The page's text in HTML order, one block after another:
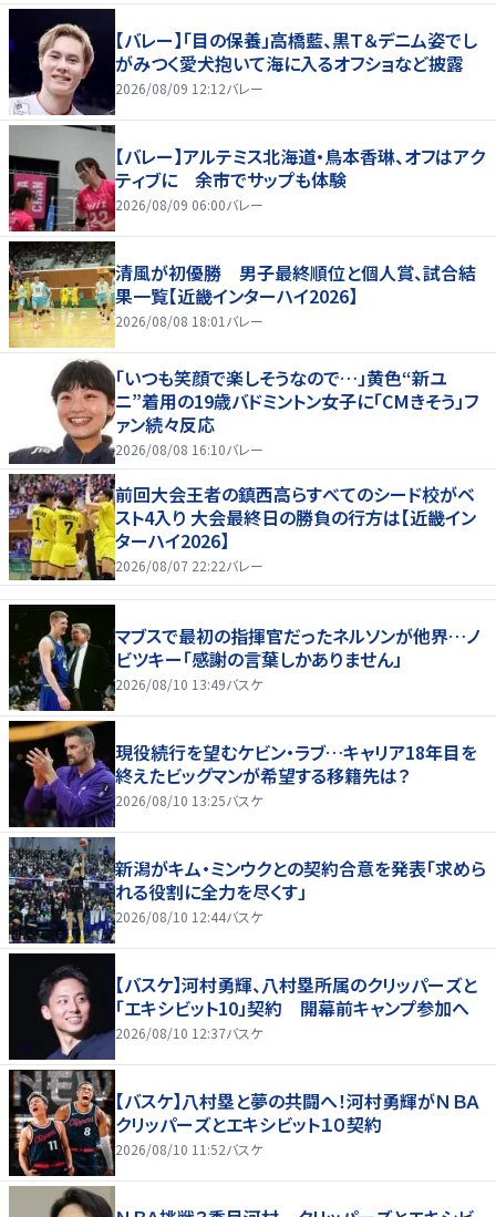
【バレー】「目の保養」高橋藍、黒Ｔ＆デニム姿でし
がみつく愛犬抱いて海に入るオフショなど披露
2026/08/09 12:12バレー
【バレー】アルテミス北海道・鳥本香琳、オフはアク
ティブに 余市でサップも体験
2026/08/09 06:00バレー
清風が初優勝 男子最終順位と個人賞、試合結
果一覧【近畿インターハイ2026】
2026/08/08 18:01 バレー
「いつも笑顔で楽しそうなので…」黄色“新ユ
ニ”着用の19歳バドミントン女子に「CMきそう」フ
ァン続々反応
2026/08/08 16:10バレー
前回大会王者の鎮西高らすべてのシード校がベ
スト4入り 大会最終日の勝負の行方は【近畿イン
ターハイ2026】
2026/08/07 22:22バレー
マブスで最初の指揮官だったネルソンが他界…ノ
ビツキー「感謝の言葉しかありません」
2026/08/10 13:49バスケ
現役続行を望むケビン・ラブ…キャリア18年目を
終えたビッグマンが希望する移籍先は？
2026/08/10 13:25バスケ
新潟がキム・ミンウクとの契約合意を発表「求めら
れる役割に全力を尽くす」
2026/08/10 12:44バスケ
【バスケ】河村勇輝、八村塁所属のクリッパーズと
「エキシビット10」契約 開幕前キャンプ参加へ
2026/08/10 12:37バスケ
【バスケ】八村塁と夢の共闘へ！河村勇輝がＮＢＡ
クリッパーズとエキシビット１０契約
2026/08/10 11:52バスケ